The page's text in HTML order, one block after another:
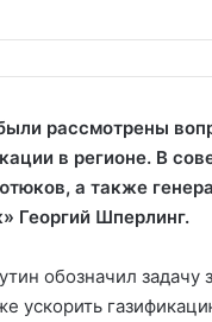
рассмотрены
в регионе. В
а также
Георгий Шперлинг.
обозначил задачу
ускорить